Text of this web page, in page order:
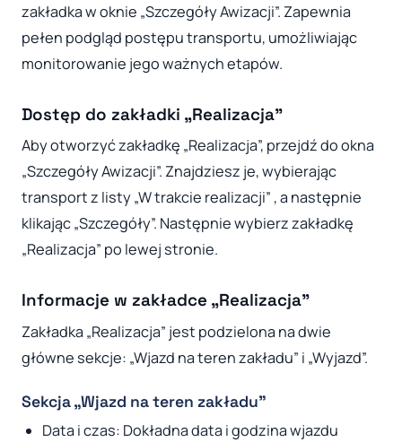
zakładka w oknie „Szczegóły Awizacji”. Zapewnia
pełen podgląd postępu transportu, umożliwiając
monitorowanie jego ważnych etapów.
Dostęp do zakładki „Realizacja”
Aby otworzyć zakładkę „Realizacja”, przejdź do okna
„Szczegóły Awizacji”. Znajdziesz je, wybierając
transport z listy „W trakcie realizacji” , a następnie
klikając „Szczegóły”. Następnie wybierz zakładkę
„Realizacja” po lewej stronie.
Informacje w zakładce „Realizacja”
Zakładka „Realizacja” jest podzielona na dwie
główne sekcje: „Wjazd na teren zakładu” i „Wyjazd”.
Sekcja „Wjazd na teren zakładu”
Data i czas: Dokładna data i godzina wjazdu